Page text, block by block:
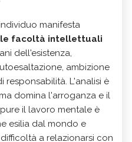
manifesta
facoltà intellettuali
dell'esistenza,
ambizione
responsabilità. L'analisi è
domina l'arroganza e il
il lavoro mentale è
esilia dal mondo e
a relazionarsi con